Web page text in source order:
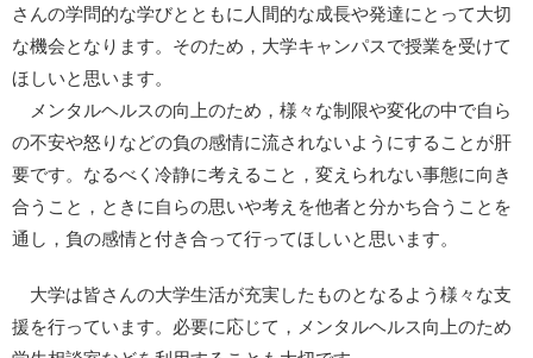
さんの学問的な学びとともに人間的な成長や発達にとって大切
な機会となります。そのため，大学キャンパスで授業を受けて
ほしいと思います。
メンタルヘルスの向上のため，様々な制限や変化の中で自ら
の不安や怒りなどの負の感情に流されないようにすることが肝
要です。なるべく冷静に考えること，変えられない事態に向き
合うこと，ときに自らの思いや考えを他者と分かち合うことを
通し，負の感情と付き合って行ってほしいと思います。
大学は皆さんの大学生活が充実したものとなるよう様々な支
援を行っています。必要に応じて，メンタルヘルス向上のため